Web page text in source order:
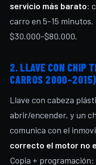
servicio más barato:
carro en 5-15 minutos.
$30.000-$80.000.
2. LLAVE CON CHIP
CARROS 2000-2015)
Llave con cabeza
abrir/encender, y un
comunica con el
correcto el motor no
Copia +